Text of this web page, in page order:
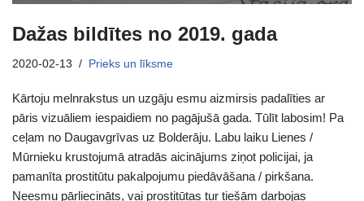
Dažas bildītes no 2019. gada
2020-02-13 Prieks un līksme
Kārtoju melnrakstus un uzgāju esmu aizmirsis padalīties ar
pāris vizuāliem iespaidiem no pagājušā gada. Tūlīt labosim! Pa
ceļam no Daugavgrīvas uz Bolderāju. Labu laiku Lienes /
Mūrnieku krustojumā atradās aicinājums ziņot policijai, ja
pamanīta prostitūtu pakalpojumu piedāvāšana / pirkšana.
Neesmu pārliecināts, vai prostitūtas tur tiešām darbojas